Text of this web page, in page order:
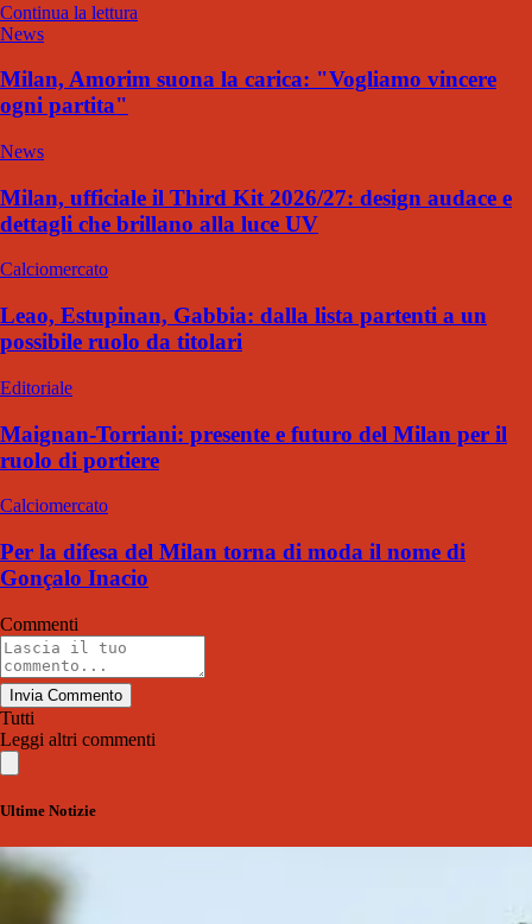
Continua la lettura
News
Milan, Amorim suona la carica: "Vogliamo vincere
ogni partita"
News
Milan, ufficiale il Third Kit 2026/27: design audace e
dettagli che brillano alla luce UV
Calciomercato
Leao, Estupinan, Gabbia: dalla lista partenti a un
possibile ruolo da titolari
Editoriale
Maignan-Torriani: presente e futuro del Milan per il
ruolo di portiere
Calciomercato
Per la difesa del Milan torna di moda il nome di
Gonçalo Inacio
Commenti
Invia Commento
Tutti
Leggi altri commenti
Ultime Notizie